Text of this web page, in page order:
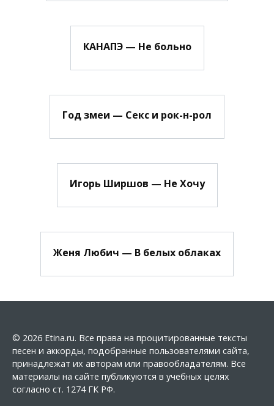
КАНАПЭ — Не больно
Год змеи — Секс и рок-н-рол
Игорь Ширшов — Не Хочу
Женя Любич — В белых облаках
© 2026 Etina.ru. Все права на процитированные тексты
песен и аккорды, подобранные пользователями сайта,
принадлежат их авторам или правообладателям. Все
материалы на сайте публикуются в учебных целях
согласно ст. 1274 ГК РФ.